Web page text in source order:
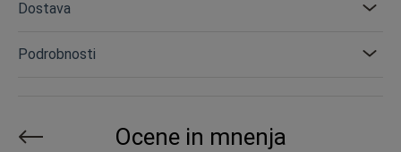
Dostava
Podrobnosti
Ocene in mnenja